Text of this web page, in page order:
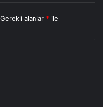
Gerekli alanlar * ile